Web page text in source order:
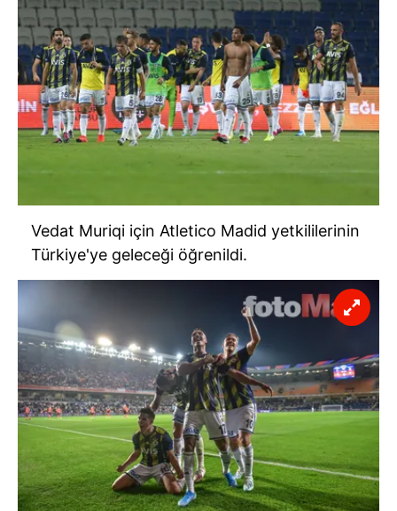
Vedat Muriqi için Atletico Madid yetkililerinin
Türkiye'ye geleceği öğrenildi.